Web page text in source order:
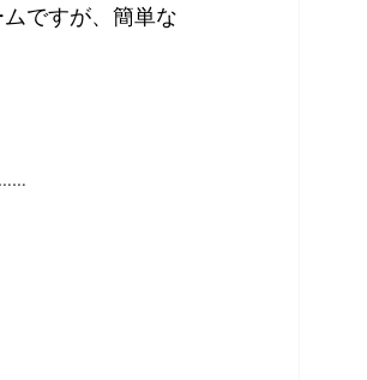
ですが、簡単な